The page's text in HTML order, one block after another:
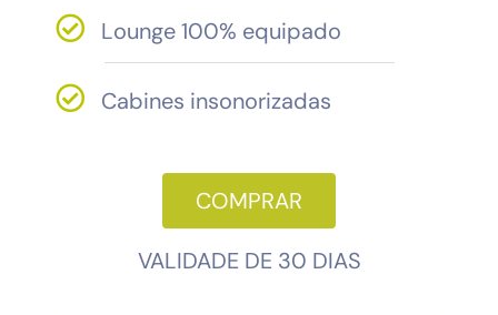
Lounge 100% equipado
Cabines insonorizadas
COMPRAR
VALIDADE DE 30 DIAS​